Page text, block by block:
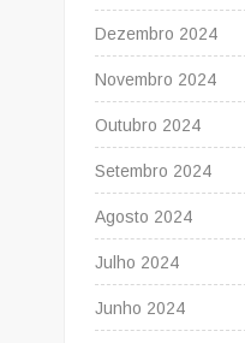
Dezembro 2024
Novembro 2024
Outubro 2024
Setembro 2024
Agosto 2024
Julho 2024
Junho 2024